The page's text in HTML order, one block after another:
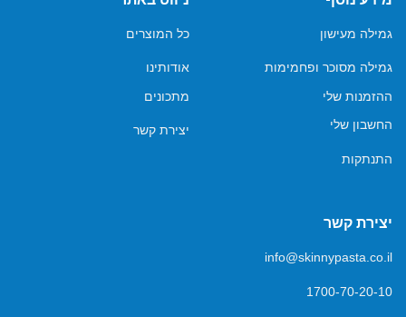
יצירת קשר
info@skinnypasta.co.il
1700-70-20-10
גמילה מעישון
גמילה מסוכר ופחמימות
ההזמנות שלי
החשבון שלי
התנתקות
כל המוצרים
אודותינו
מתכונים
יצירת קשר